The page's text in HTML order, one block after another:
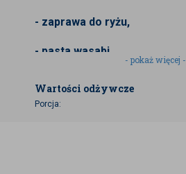
- zaprawa do ryżu,
- pasta wasabi,
- sos sojowy,
- pokaż więcej -
Wartości odżywcze
Porcja: